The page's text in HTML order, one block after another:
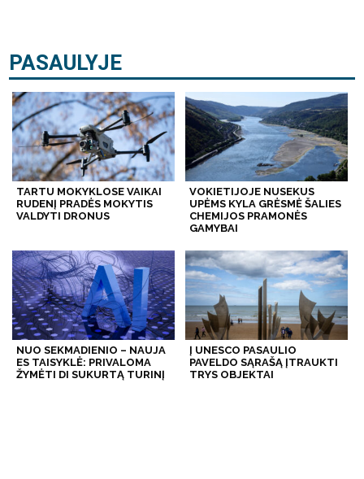
PASAULYJE
TARTU MOKYKLOSE VAIKAI
RUDENĮ PRADĖS MOKYTIS
VALDYTI DRONUS
VOKIETIJOJE NUSEKUS
UPĖMS KYLA GRĖSMĖ ŠALIES
CHEMIJOS PRAMONĖS
GAMYBAI
NUO SEKMADIENIO – NAUJA
ES TAISYKLĖ: PRIVALOMA
ŽYMĖTI DI SUKURTĄ TURINĮ
Į UNESCO PASAULIO
PAVELDO SĄRAŠĄ ĮTRAUKTI
TRYS OBJEKTAI